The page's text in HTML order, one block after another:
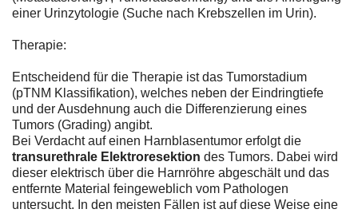
einer Urinzytologie (Suche nach Krebszellen im Urin).
Therapie:
Entscheidend für die Therapie ist das Tumorstadium
(pTNM Klassifikation), welches neben der Eindringtiefe
und der Ausdehnung auch die Differenzierung eines
Tumors (Grading) angibt.
Bei Verdacht auf einen Harnblasentumor erfolgt die
transurethrale Elektroresektion des Tumors. Dabei wird
dieser elektrisch über die Harnröhre abgeschält und das
entfernte Material feingeweblich vom Pathologen
untersucht. In den meisten Fällen ist auf diese Weise eine